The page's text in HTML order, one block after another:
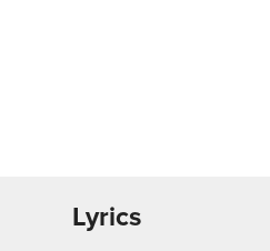
Lyrics